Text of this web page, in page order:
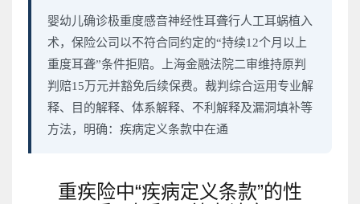
婴幼儿确诊极重度感音神经性耳聋行人工耳蜗植入
术，保险公司以不符合同约定的“持续12个月以上
重度耳聋”条件拒赔。上海金融法院二审维持原判
判赔15万元并豁免后续保费。裁判综合运用专业解
释、目的解释、体系解释、不利解释及漏洞填补等
方法，明确：疾病定义条款中在通
重疾险中“疾病定义条款”的性